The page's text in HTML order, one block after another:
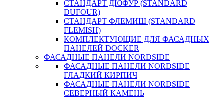
СТАНДАРТ ДЮФУР (STANDARD
DUFOUR)
СТАНДАРТ ФЛЕМИШ (STANDARD
FLEMISH)
КОМПЛЕКТУЮЩИЕ ДЛЯ ФАСАДНЫХ
ПАНЕЛЕЙ DOCKER
ФАСАДНЫЕ ПАНЕЛИ NORDSIDE
ФАСАДНЫЕ ПАНЕЛИ NORDSIDE
ГЛАДКИЙ КИРПИЧ
ФАСАДНЫЕ ПАНЕЛИ NORDSIDE
СЕВЕРНЫЙ КАМЕНЬ